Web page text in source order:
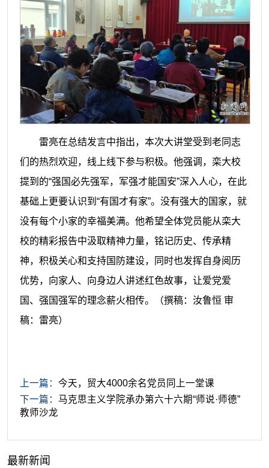
雷亮在总结发言中指出，本次大讲堂受到老同志
们的热烈欢迎，线上线下参与积极。他强调，栾大校
提到的“强国必先强军，军强才能国安”深入人心，在此
基础上更要认识到“有国才有家”。没有强大的国家，就
没有每个小家的幸福美满。他希望全体党员能从栾大
校的精彩报告中汲取精神力量，铭记历史、传承精
神，积极关心和支持国防建设，同时也发挥自身阅历
优势，向家人、向身边人讲述红色故事，让爱党爱
国、强国强军的理念薪火相传。
（撰稿：汝鲁恒 审
稿：雷亮）
上一篇： 今天，贸大4000余名党员同上一堂课
下一篇： 马克思主义学院承办第六十六期“师说·师德”
教师沙龙
最新新闻